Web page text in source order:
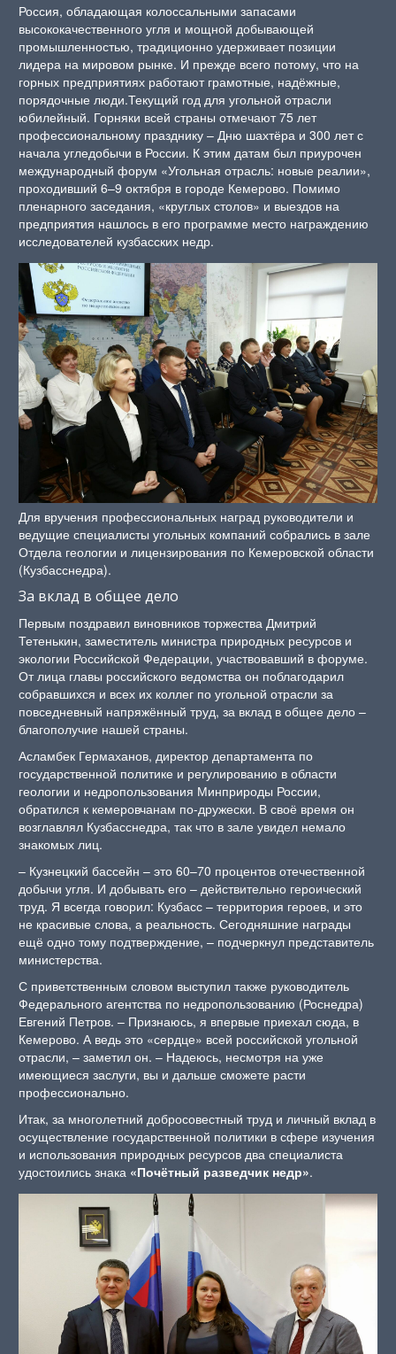
Россия, обладающая колоссальными запасами
высококачественного угля и мощной добывающей
промышленностью, традиционно удерживает позиции
лидера на мировом рынке. И прежде всего потому, что на
горных предприятиях работают грамотные, надёжные,
порядочные люди.Текущий год для угольной отрасли
юбилейный. Горняки всей страны отмечают 75 лет
профессиональному празднику – Дню шахтёра и 300 лет с
начала угледобычи в России. К этим датам был приурочен
международный форум «Угольная отрасль: новые реалии»,
проходивший 6–9 октября в городе Кемерово. Помимо
пленарного заседания, «круглых столов» и выездов на
предприятия нашлось в его программе место награждению
исследователей кузбасских недр.
Для вручения профессиональных наград руководители и
ведущие специалисты угольных компаний собрались в зале
Отдела геологии и лицензирования по Кемеровской области
(Кузбасснедра).
За вклад в общее дело
Первым поздравил виновников торжества Дмитрий
Тетенькин, заместитель министра природных ресурсов и
экологии Российской Федерации, участвовавший в форуме.
От лица главы российского ведомства он поблагодарил
собравшихся и всех их коллег по угольной отрасли за
повседневный напряжённый труд, за вклад в общее дело –
благополучие нашей страны.
Асламбек Гермаханов, директор департамента по
государственной политике и регулированию в области
геологии и недропользования Минприроды России,
обратился к кемеровчанам по-дружески. В своё время он
возглавлял Кузбасснедра, так что в зале увидел немало
знакомых лиц.
– Кузнецкий бассейн – это 60–70 процентов отечественной
добычи угля. И добывать его – действительно героический
труд. Я всегда говорил: Кузбасс – территория героев, и это
не красивые слова, а реальность. Сегодняшние награды
ещё одно тому подтверждение, – подчеркнул представитель
министерства.
С приветственным словом выступил также руководитель
Федерального агентства по недропользованию (Роснедра)
Евгений Петров. – Признаюсь, я впервые приехал сюда, в
Кемерово. А ведь это «сердце» всей российской угольной
отрасли, – заметил он. – Надеюсь, несмотря на уже
имеющиеся заслуги, вы и дальше сможете расти
профессионально.
Итак, за многолетний добросовестный труд и личный вклад в
осуществление государственной политики в сфере изучения
и использования природных ресурсов два специалиста
удостоились знака «Почётный разведчик недр».